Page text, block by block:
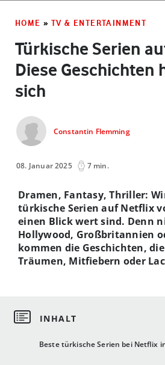
HOME » TV & ENTERTAINMENT
Türkische Serien
Diese Geschichten
sich
Constantin Flemming
08. Januar 2025 7 min.
Beste türkische Serien bei Netflix
Dramen, Fantasy, Thriller:
türkische Serien auf Netflix
einen Blick wert sind. Denn
Hollywood, Großbritannien
kommen die Geschichten,
Träumen, Mitfiebern oder